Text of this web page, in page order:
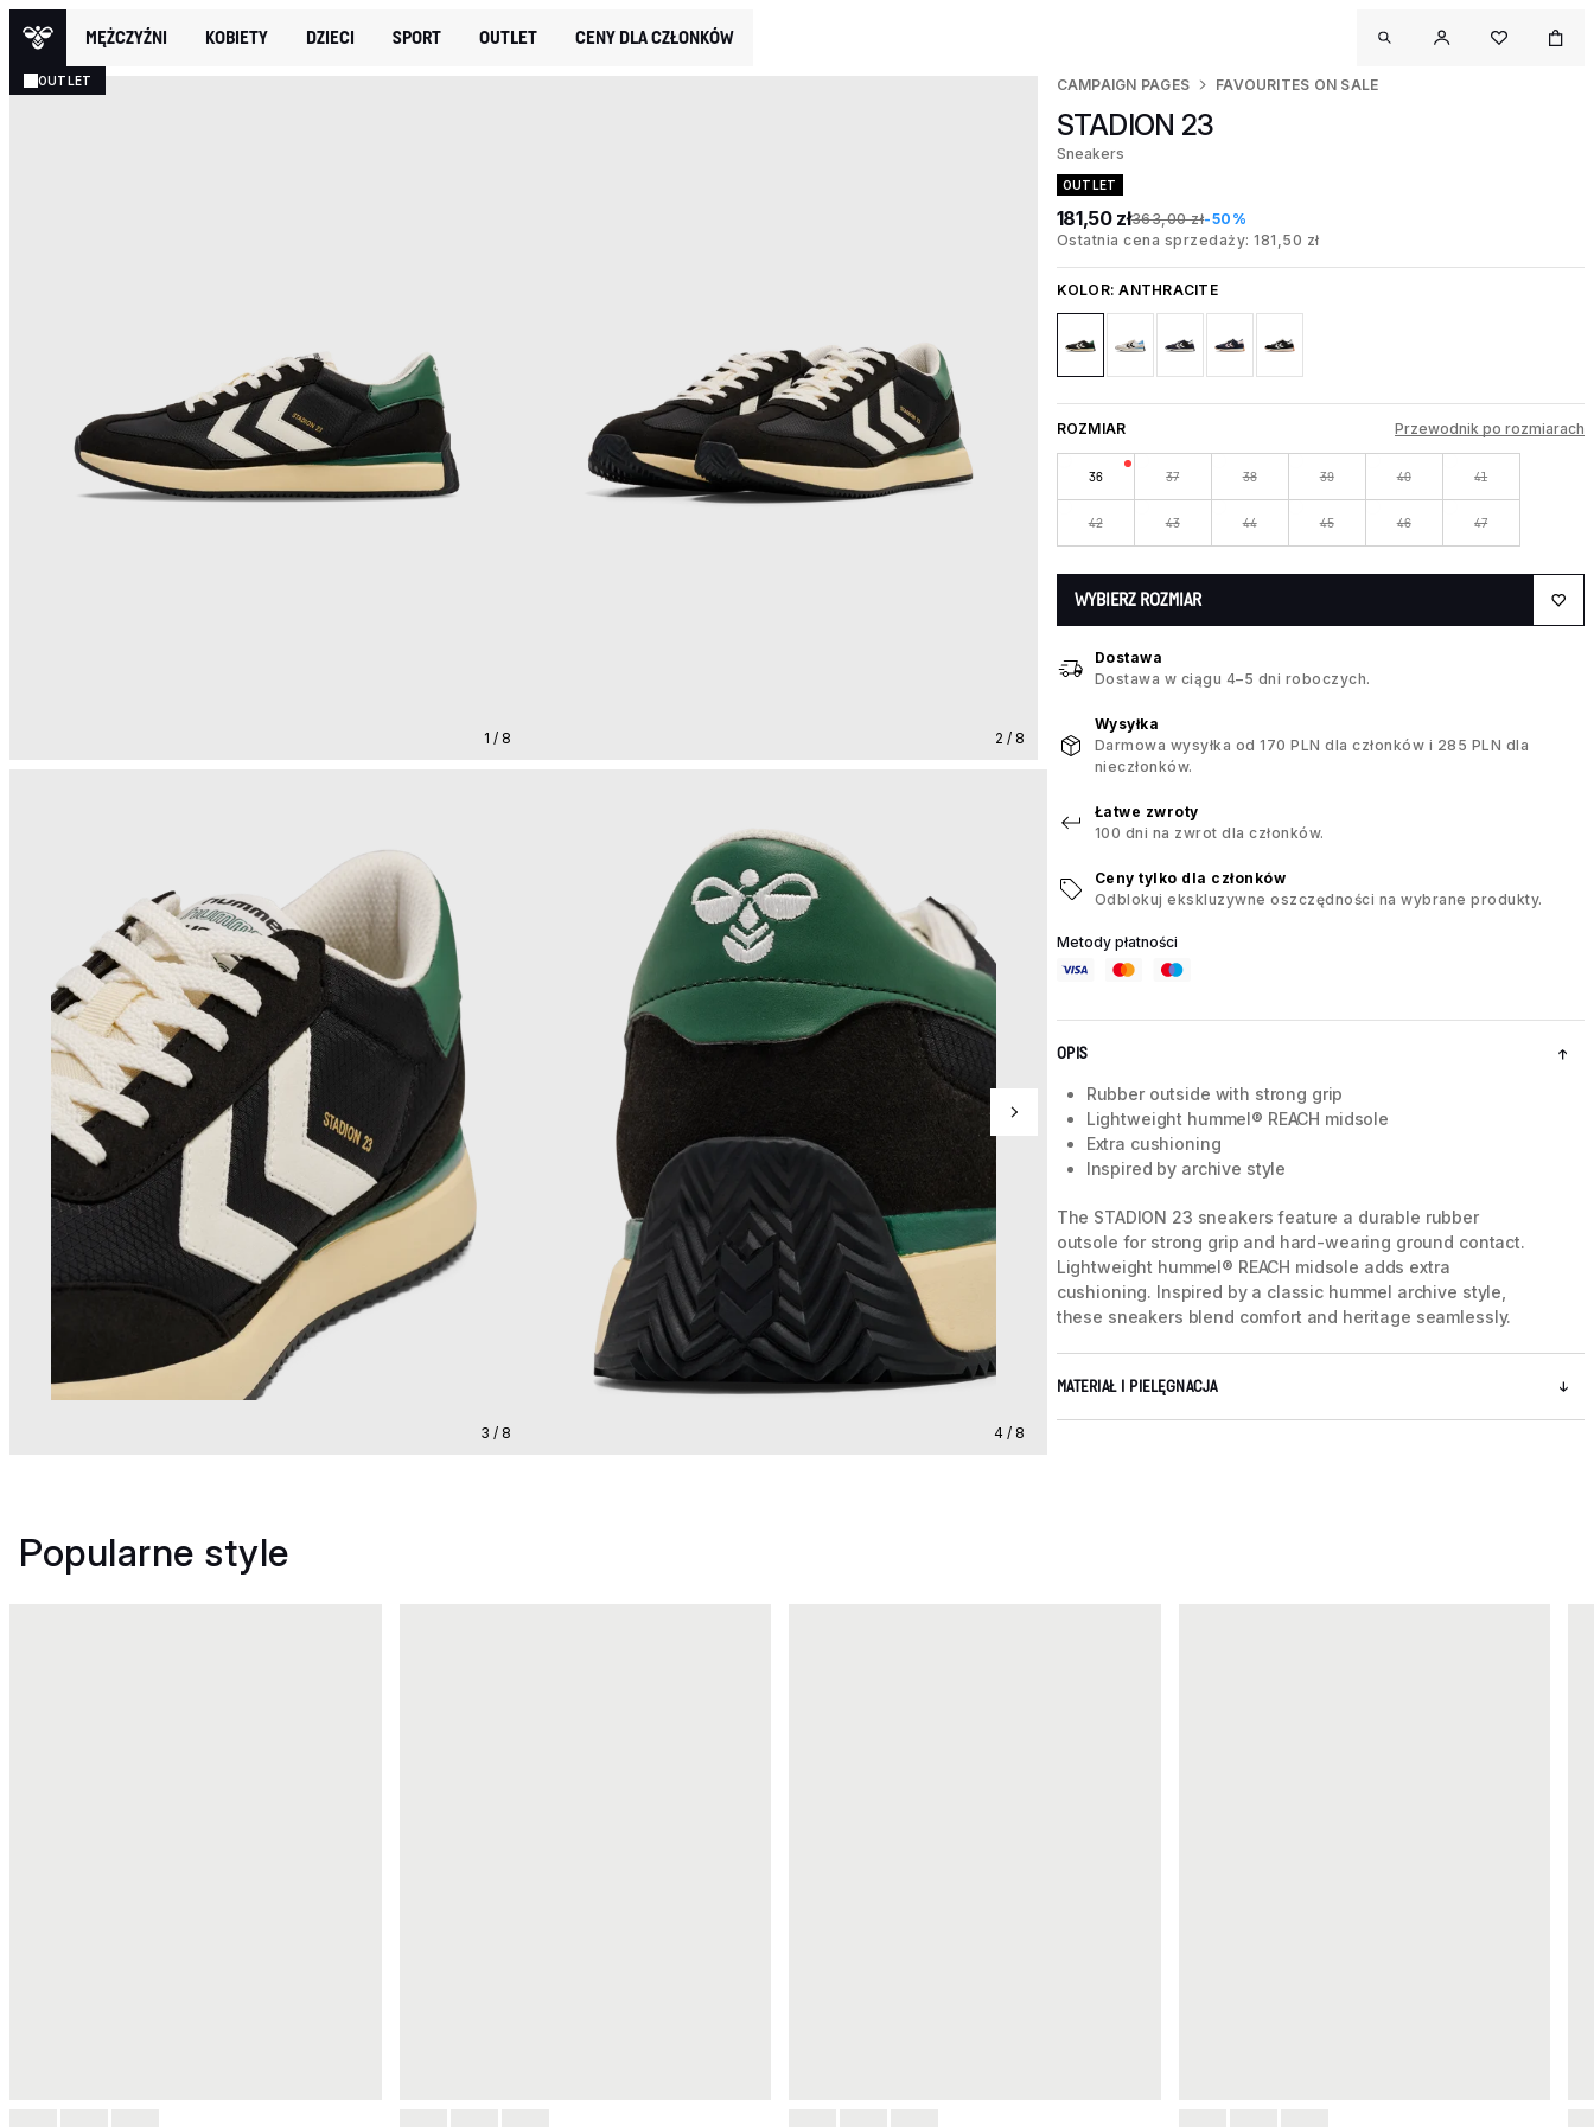
MĘŻCZYŹNI KOBIETY DZIECI SPORT OUTLET CENY DLA CZŁONKÓW
OUTLET
1 / 8 2 / 8
3 / 8 4 / 8
CAMPAIGN PAGES FAVOURITES ON SALE
STADION 23
Sneakers
OUTLET
181,50 zł363,00 zł-50%
Ostatnia cena sprzedaży: 181,50 zł
KOLOR:ANTHRACITE
ROZMIAR Przewodnik po rozmiarach
36 37 38 39 40 41
42 43 44 45 46 47
WYBIERZ ROZMIAR
Dostawa
Dostawa w ciągu 4–5 dni roboczych.
Wysyłka
Darmowa wysyłka od 170 PLN dla członków i 285 PLN dla
nieczłonków.
Łatwe zwroty
100 dni na zwrot dla członków.
Ceny tylko dla członków
Odblokuj ekskluzywne oszczędności na wybrane produkty.
Metody płatności
OPIS
Rubber outside with strong grip
Lightweight hummel® REACH midsole
Extra cushioning
Inspired by archive style
The STADION 23 sneakers feature a durable rubber
outsole for strong grip and hard-wearing ground contact.
Lightweight hummel® REACH midsole adds extra
cushioning. Inspired by a classic hummel archive style,
these sneakers blend comfort and heritage seamlessly.
MATERIAŁ I PIELĘGNACJA
Popularne style